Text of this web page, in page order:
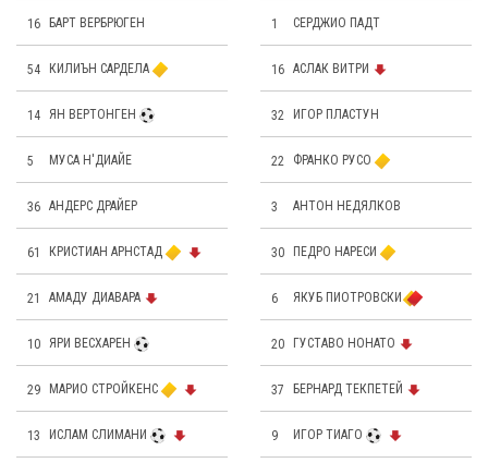
16 БАРТ ВЕРБРЮГЕН
54 КИЛИЪН САРДЕЛА
14 ЯН ВЕРТОНГЕН
5 МУСА Н'ДИАЙЕ
36 АНДЕРС ДРАЙЕР
61 КРИСТИАН АРНСТАД
21 АМАДУ ДИАВАРА
10 ЯРИ ВЕСХАРЕН
29 МАРИО СТРОЙКЕНС
13 ИСЛАМ СЛИМАНИ
1 СЕРДЖИО ПАДТ
16 АСЛАК ВИТРИ
32 ИГОР ПЛАСТУН
22 ФРАНКО РУСО
3 АНТОН НЕДЯЛКОВ
30 ПЕДРО НАРЕСИ
6 ЯКУБ ПИОТРОВСКИ
20 ГУСТАВО НОНАТО
37 БЕРНАРД ТЕКПЕТЕЙ
9 ИГОР ТИАГО